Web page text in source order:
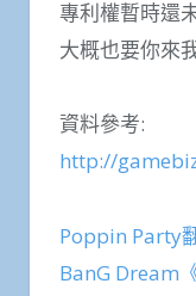
專利權暫時還
大概也要你來
資料參考:
http://
Poppin Party
BanG Dream